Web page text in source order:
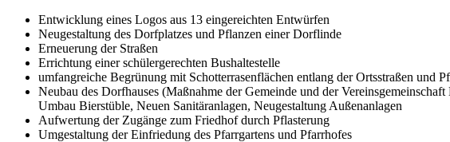
Entwicklung eines Logos aus 13 eingereichten Entwürfen
Neugestaltung des Dorfplatzes und Pflanzen einer Dorflinde
Erneuerung der Straßen
Errichtung einer schülergerechten Bushaltestelle
umfangreiche Begrünung mit Schotterrasenflächen entlang der Ortsstraßen und
Neubau des Dorfhauses (Maßnahme der Gemeinde und der
Umbau Bierstüble, Neuen Sanitäranlagen, Neugestaltung Außenanlagen
Aufwertung der Zugänge zum Friedhof durch Pflasterung
Umgestaltung der Einfriedung des Pfarrgartens und Pfarrhofes